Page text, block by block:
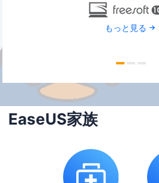
もっと見る
EaseUS家族